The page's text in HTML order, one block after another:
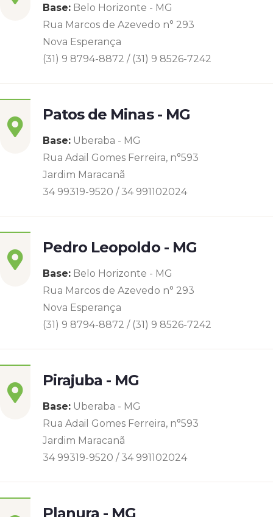
Base: Belo Horizonte - MG
Rua Marcos de Azevedo n° 293
Nova Esperança
(31) 9 8794-8872 / (31) 9 8526-7242
Patos de Minas - MG
Base: Uberaba - MG
Rua Adail Gomes Ferreira, n°593
Jardim Maracanã
34 99319-9520 / 34 991102024
Pedro Leopoldo - MG
Base: Belo Horizonte - MG
Rua Marcos de Azevedo n° 293
Nova Esperança
(31) 9 8794-8872 / (31) 9 8526-7242
Pirajuba - MG
Base: Uberaba - MG
Rua Adail Gomes Ferreira, n°593
Jardim Maracanã
34 99319-9520 / 34 991102024
Planura - MG